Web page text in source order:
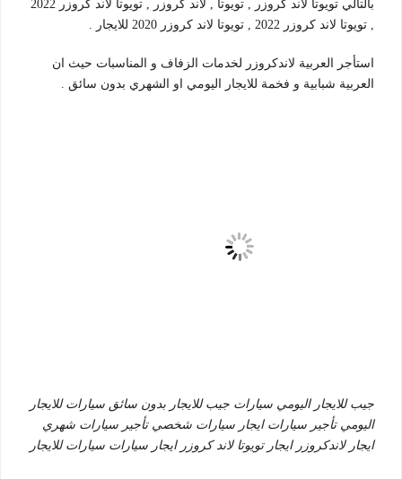
بالتالي تويوتا لاند كروزر , تويوتا , لاند كروزر , تويوتا لاند كروزر 2022
, تويوتا لاند كروزر 2022 , تويوتا لاند كروزر 2020 للايجار .
استأجر العربية لاندكروزر لخدمات الزفاف و المناسبات حيث ان
العربية شبابية و فخمة للايجار اليومي او الشهري بدون سائق .
جيب للايجار اليومي سيارات جيب للايجار بدون سائق سيارات للايجار
اليومي تأجير سيارات ايجار سيارات شخصي تأجير سيارات شهري
ايجار لاندكروزر ايجار تويوتا لاند كروزر ايجار سيارات سيارات للايجار